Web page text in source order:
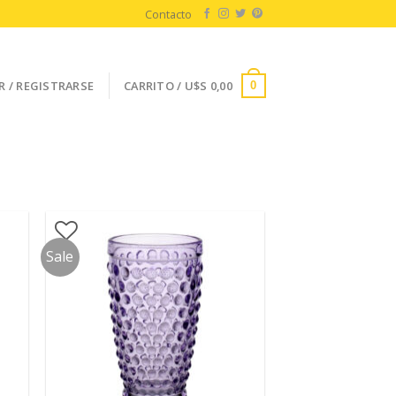
Contacto
/ REGISTRARSE CARRITO / U$S 0,00 0
Sale